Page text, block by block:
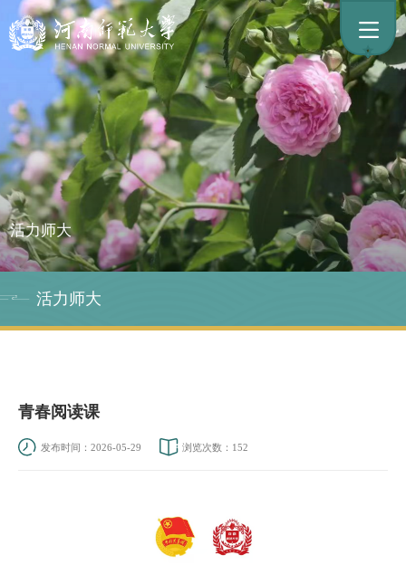
活力师大
活力师大
青春阅读课
发布时间：2026-05-29 浏览次数： 152